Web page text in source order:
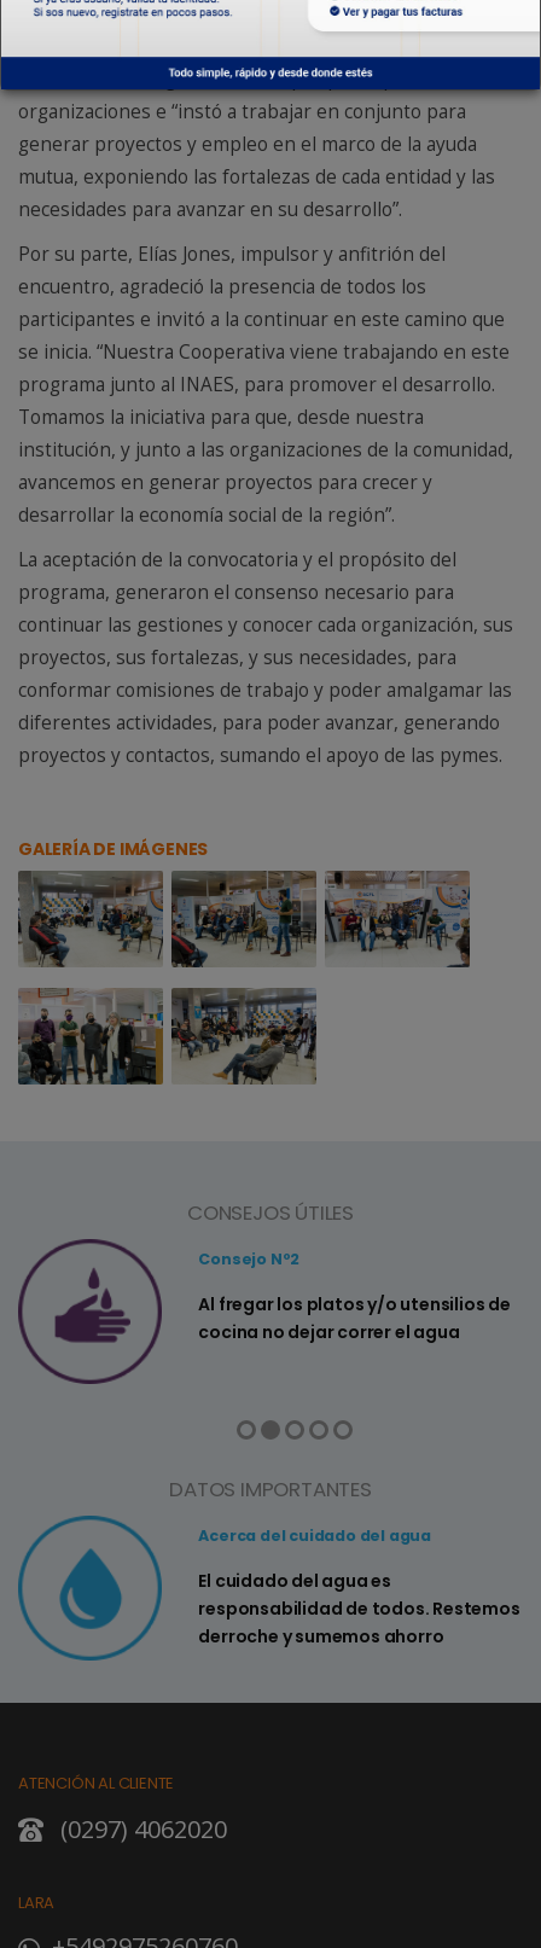
participación activa y el compromiso de actores y
destino”. Corzo agradeció la amplia participación de las
organizaciones e “instó a trabajar en conjunto para
generar proyectos y empleo en el marco de la ayuda
mutua, exponiendo las fortalezas de cada entidad y las
necesidades para avanzar en su desarrollo”.
Por su parte, Elías Jones, impulsor y anfitrión del
encuentro, agradeció la presencia de todos los
participantes e invitó a la continuar en este camino que
se inicia. “Nuestra Cooperativa viene trabajando en este
programa junto al INAES, para promover el desarrollo.
Tomamos la iniciativa para que, desde nuestra
institución, y junto a las organizaciones de la comunidad,
avancemos en generar proyectos para crecer y
desarrollar la economía social de la región”.
La aceptación de la convocatoria y el propósito del
programa, generaron el consenso necesario para
continuar las gestiones y conocer cada organización, sus
proyectos, sus fortalezas, y sus necesidades, para
conformar comisiones de trabajo y poder amalgamar las
diferentes actividades, para poder avanzar, generando
proyectos y contactos, sumando el apoyo de las pymes.
GALERÍA DE IMÁGENES
CONSEJOS ÚTILES
Consejo Nº2
Al fregar los platos y/o utensilios de
cocina no dejar correr el agua
DATOS IMPORTANTES
Acerca del cuidado del agua
El cuidado del agua es
responsabilidad de todos. Restemos
derroche y sumemos ahorro
ATENCIÓN AL CLIENTE
(0297) 4062020
LARA